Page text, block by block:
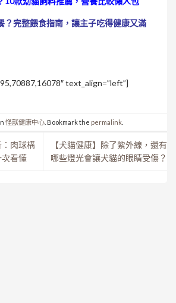
？完整餵食指南，讓主子吃得健康又滿
text_align=”left”]
怪獸健康中心. Bookmark the permalink.
肉球構
看懂
【犬貓健康】除了紫外線，還有
哪些燈光會讓犬貓的眼睛受傷？